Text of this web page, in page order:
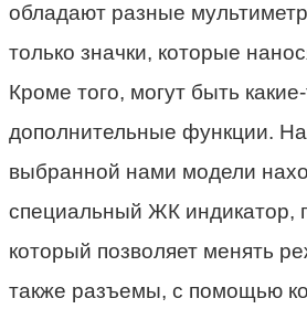
обладают разные
только значки, которые
Кроме того, могут быть
дополнительные функции.
выбранной нами модели
специальный ЖК индикатор,
который позволяет менять
также разъемы, с помощью